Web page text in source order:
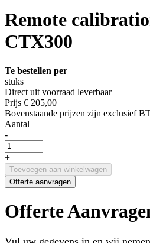
Remote
CTX300
Te bestellen per
stuks
Direct uit voorraad leverbaar
Prijs € 205,00
Bovenstaande prijzen zijn exclusief
Aantal
-
+
Toevoegen aan winkelwagen
Offerte aanvragen
Offerte